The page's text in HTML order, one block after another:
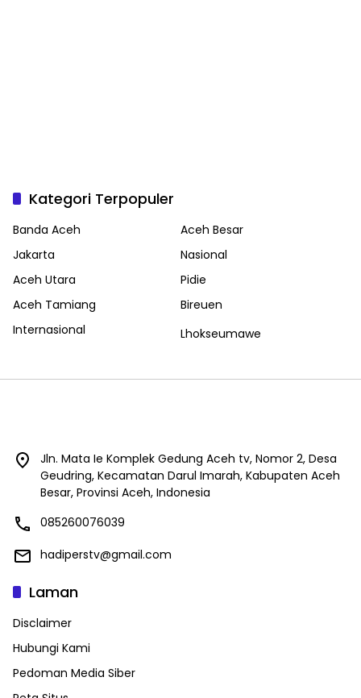
Kategori Terpopuler
Banda Aceh
Aceh Besar
Jakarta
Nasional
Aceh Utara
Pidie
Aceh Tamiang
Bireuen
Internasional
Lhokseumawe
Jln. Mata Ie Komplek Gedung Aceh tv, Nomor 2, Desa
Geudring, Kecamatan Darul Imarah, Kabupaten Aceh
Besar, Provinsi Aceh, Indonesia
085260076039
hadiperstv@gmail.com
Laman
Disclaimer
Hubungi Kami
Pedoman Media Siber